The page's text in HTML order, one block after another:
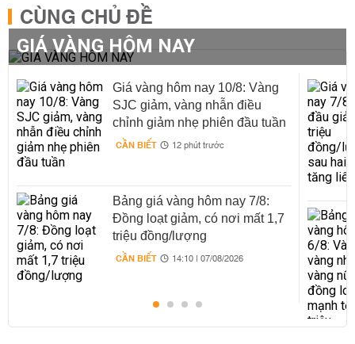
CÙNG CHỦ ĐỀ
GIÁ VÀNG HÔM NAY
Giá vàng hôm nay 10/8: Vàng
SJC giảm, vàng nhẫn điều
chỉnh giảm nhẹ phiên đầu tuần
CẦN BIẾT 12 phút trước
Bảng giá vàng hôm nay 7/8:
Đồng loạt giảm, có nơi mất 1,7
triệu đồng/lượng
CẦN BIẾT 14:10 | 07/08/2026